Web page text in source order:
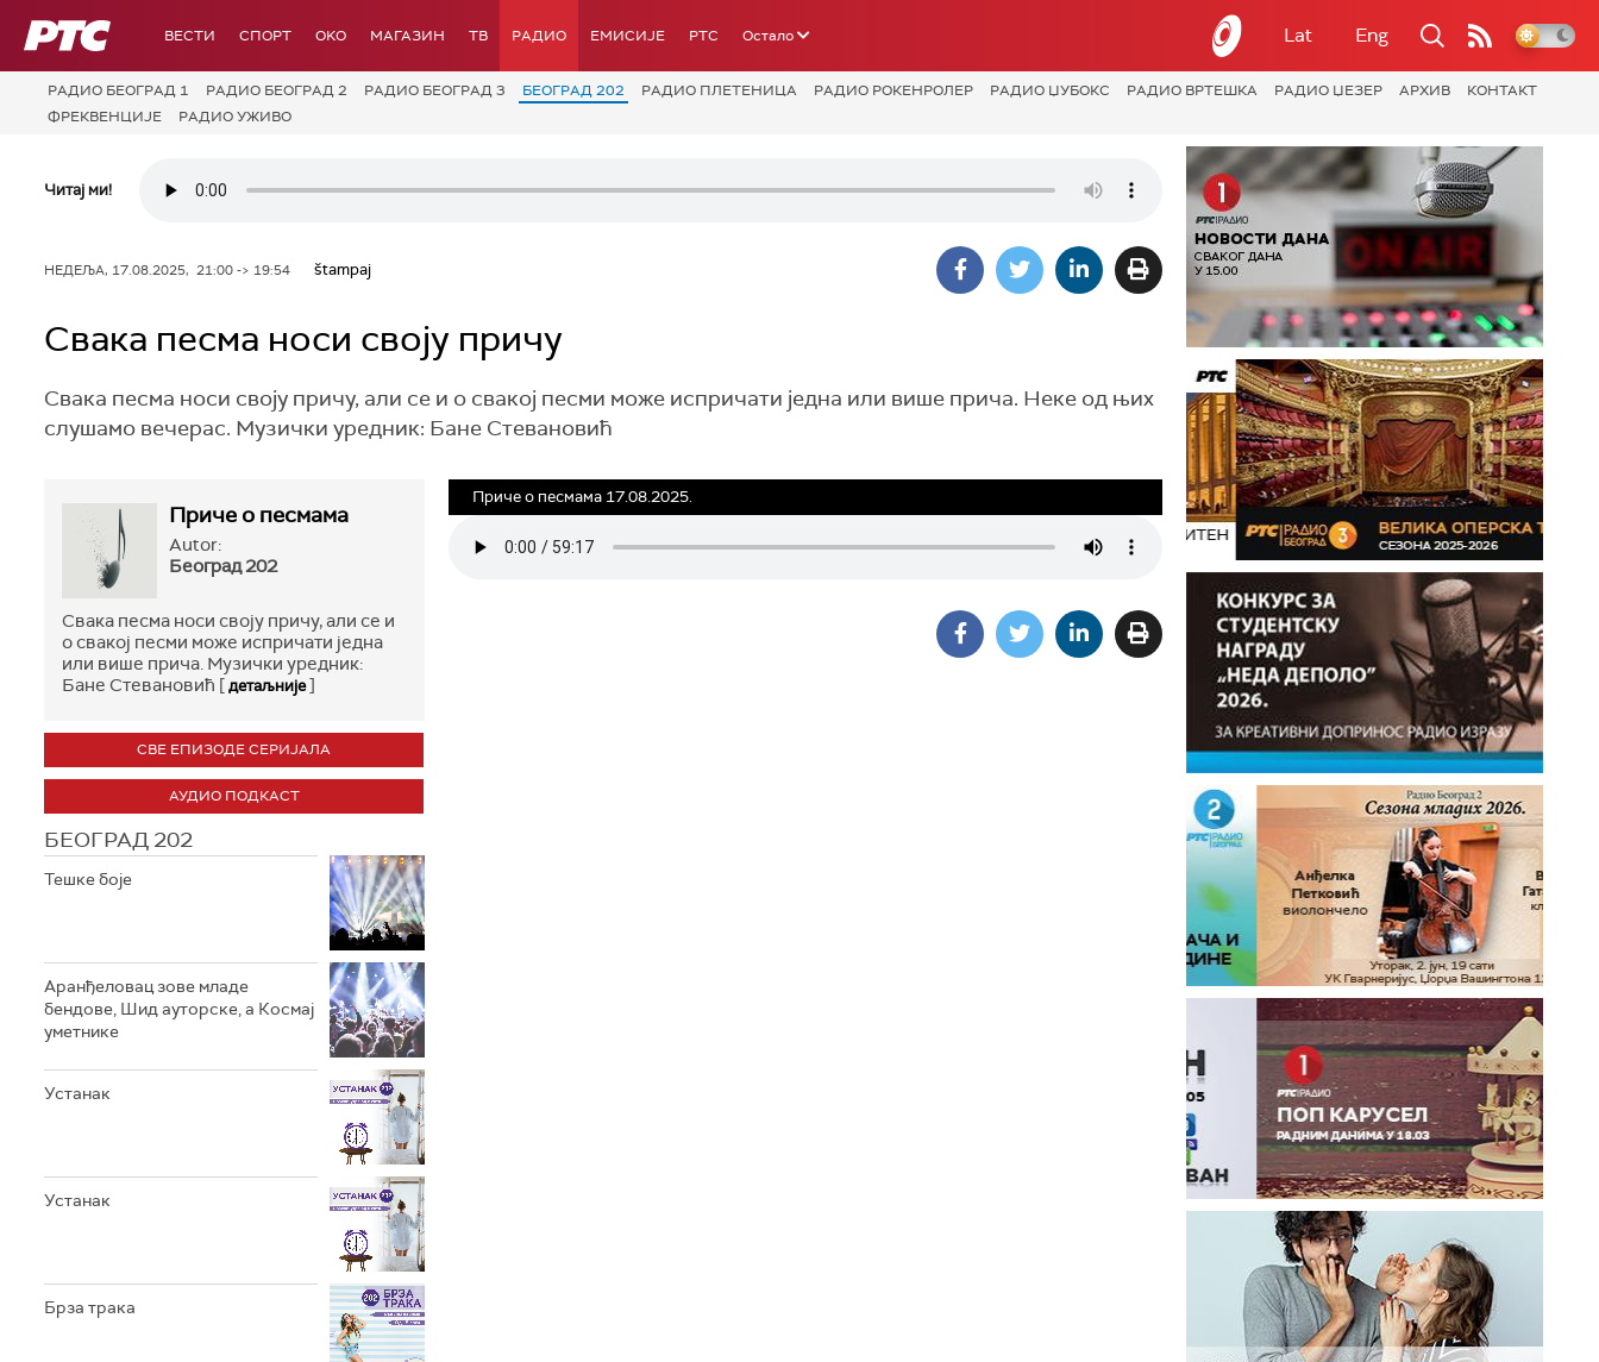
РТС ВЕСТИ СПОРТ OKO МАГАЗИН ТВ РАДИО ЕМИСИЈЕ РТС Остало Lat Eng
РАДИО БЕОГРАД 1 РАДИО БЕОГРАД 2 РАДИО БЕОГРАД 3 БЕОГРАД 202 РАДИО ПЛЕТЕНИЦА РАДИО РОКЕНРОЛЕР РАДИО ЏУБОКС РАДИО ВРТЕШКА РАДИО ЏЕЗЕР АРХИВ
КОНТАКТ
ФРЕКВЕНЦИЈЕ
РАДИО УЖИВО
Читај ми!
НЕДЕЉА, 17.08.2025, 21:00 -> 19:54 štampaj
Свака песма носи своју причу
Свака песма носи своју причу, али се и о свакој песми може испричати једна или више прича. Неке од њих
слушамо вечерас. Музички уредник: Бане Стевановић
Приче о песмама
Autor:
Београд 202
Свака песма носи своју причу, али се и
о свакој песми може испричати једна
или више прича. Музички уредник:
Бане Стевановић [детаљније]
СВЕ ЕПИЗОДЕ СЕРИЈАЛА
АУДИО ПОДКАСТ
БЕОГРАД 202
Тешке боје
Аранђеловац зове младе
бендове, Шид ауторске, а Космај
уметнике
Устанак
Устанак
Брза трака
Приче о песмама 17.08.2025.